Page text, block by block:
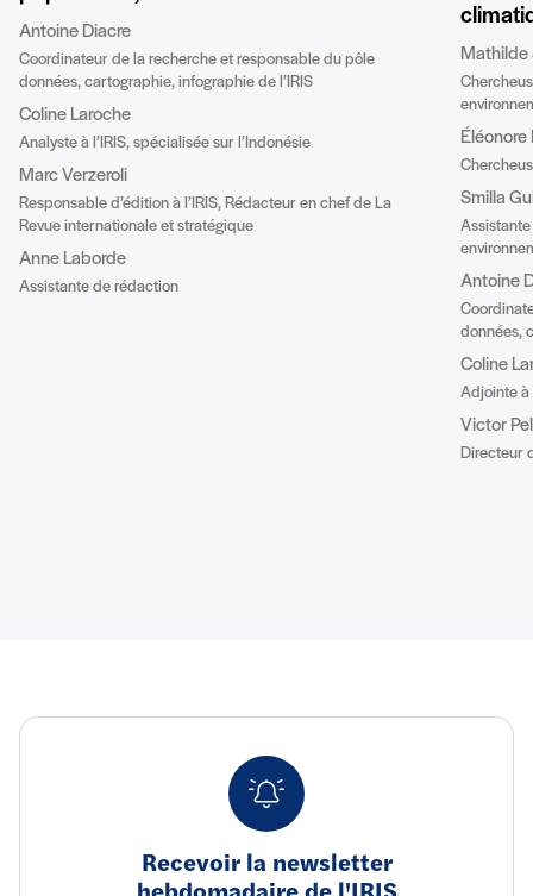
Antoine Diacre
Coordinateur de la recherche et responsable du pôle
données, cartographie, infographie de l’IRIS
Coline Laroche
Analyste à l’IRIS, spécialisée sur l’Indonésie
Marc Verzeroli
Responsable d’édition à l’IRIS, Rédacteur en chef de La
Revue internationale et stratégique
Anne Laborde
Assistante de rédaction
Mathilde
Éléonore
Smilla
Antoine
données,
Coline
Adjointe à
Victor
Directeur
Recevoir la newsletter